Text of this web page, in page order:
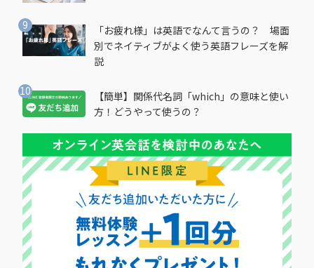
「お疲れ様」は英語でなんて言うの？ 場面
別でネイティブがよく使う英語フレーズを解
説
【簡単】関係代名詞「which」の意味と使い
方！どうやって使うの？